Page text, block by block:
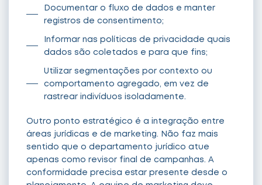
Documentar o fluxo de dados e manter
registros de consentimento;
Informar nas políticas de privacidade quais
dados são coletados e para que fins;
Utilizar segmentações por contexto ou
comportamento agregado, em vez de
rastrear indivíduos isoladamente.
Outro ponto estratégico é a integração entre
áreas jurídicas e de marketing. Não faz mais
sentido que o departamento jurídico atue
apenas como revisor final de campanhas. A
conformidade precisa estar presente desde o